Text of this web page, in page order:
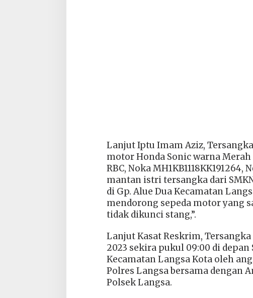
Lanjut Iptu Imam Aziz,
motor Honda Sonic warna
RBC, Noka MH1KB1118KK191264,
mantan istri tersangka dari
di Gp. Alue Dua Kecamatan
mendorong sepeda motor yang
tidak dikunci stang,”.
Lanjut Kasat Reskrim, Tersangka
2023 sekira pukul 09:00 di depan
Kecamatan Langsa Kota oleh
Polres Langsa bersama dengan
Polsek Langsa.